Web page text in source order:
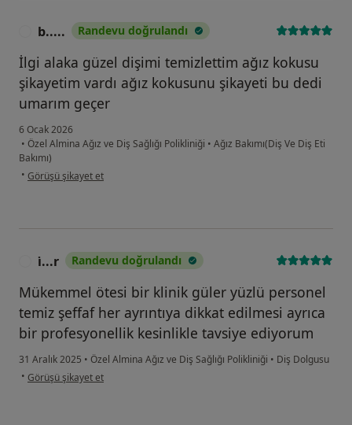
b..... Randevu doğrulandı
İlgi alaka güzel dişimi temizlettim ağız kokusu
şikayetim vardı ağız kokusunu şikayeti bu dedi
umarım geçer
6 Ocak 2026
• Özel Almina Ağız ve Diş Sağlığı Polikliniği • Ağız Bakımı(Diş Ve Diş Eti
Bakımı)
• kullanıcının görüşüne göre b.....
Görüşü şikayet et
i̇...r Randevu doğrulandı
Mükemmel ötesi bir klinik güler yüzlü personel
temiz şeffaf her ayrıntıya dikkat edilmesi ayrıca
bir profesyonellik kesinlikle tavsiye ediyorum
31 Aralık 2025 • Özel Almina Ağız ve Diş Sağlığı Polikliniği • Diş Dolgusu
• kullanıcının görüşüne göre i̇...r
Görüşü şikayet et